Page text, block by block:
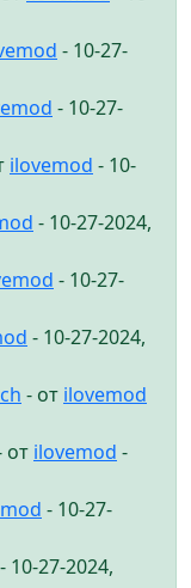
- 10-27-
- 10-27-
ilovemod - 10-
- 10-27-2024,
- 10-27-
- 10-27-2024,
- от ilovemod
от ilovemod -
- 10-27-
- 10-27-2024,